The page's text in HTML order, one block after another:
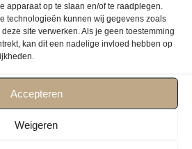
apparaat op te slaan en/of te raadplegen.
technologieën kunnen wij gegevens zoals
site verwerken. Als je geen toestemming
kan dit een nadelige invloed hebben op
Accepteren
Weigeren
jou op maat
arrangementen, maar we